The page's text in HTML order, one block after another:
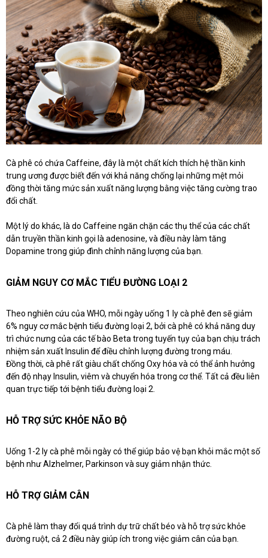
Cà phê có chứa Caffeine, đây là một chất kích thích hệ thần kinh
trung ương được biết đến với khả năng chống lại những mệt mỏi
đồng thời tăng mức sản xuất năng lượng bằng việc tăng cường trao
đổi chất.
Một lý do khác, là do Caffeine ngăn chặn các thụ thể của các chất
dẫn truyền thần kinh gọi là adenosine, và điều này làm tăng
Dopamine trong giúp đình chỉnh năng lượng của bạn.
GIẢM NGUY CƠ MẮC TIỂU ĐƯỜNG LOẠI 2
Theo nghiên cứu của WHO, mỗi ngày uống 1 ly cà phê đen sẽ giảm
6% nguy cơ mắc bệnh tiểu đường loại 2, bởi cà phê có khả năng duy
trì chức nưng của các tế bào Beta trong tuyến tụy của bạn chịu trách
nhiệm sản xuất Insulin để điều chỉnh lượng đường trong máu.
Đồng thời, cà phê rất giàu chất chống Oxy hóa và có thể ảnh hưởng
đến độ nhạy Insulin, viêm và chuyển hóa trong cơ thể. Tất cả đều liên
quan trực tiếp tới bệnh tiểu đường loại 2.
HỖ TRỢ SỨC KHỎE NÃO BỘ
Uống 1-2 ly cà phê mỗi ngày có thể giúp bảo vệ bạn khỏi mắc một số
bệnh như Alzhelmer, Parkinson và suy giảm nhận thức.
HỖ TRỢ GIẢM CÂN
Cà phê làm thay đổi quá trình dự trữ chất béo và hỗ trợ sức khỏe
đường ruột, cả 2 điều này giúp ích trong việc giảm cân của bạn.